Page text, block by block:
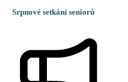
Srpnové setkání seniorů